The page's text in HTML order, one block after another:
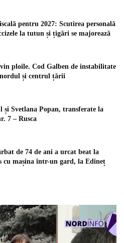
pentru 2027: Scutirea personală
la tutun și țigări se majorează
ploile. Cod Galben de instabilitate
și centrul țării
și Svetlana Popan, transferate la
7 – Rusca
de 74 de ani a urcat beat la
cu mașina într-un gard, la Edineț